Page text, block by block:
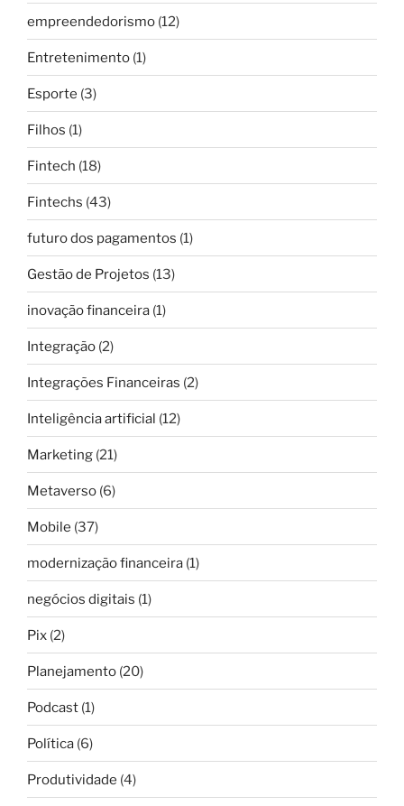
empreendedorismo (12)
Entretenimento (1)
Esporte (3)
Filhos (1)
Fintech (18)
Fintechs (43)
futuro dos pagamentos (1)
Gestão de Projetos (13)
inovação financeira (1)
Integração (2)
Integrações Financeiras (2)
Inteligência artificial (12)
Marketing (21)
Metaverso (6)
Mobile (37)
modernização financeira (1)
negócios digitais (1)
Pix (2)
Planejamento (20)
Podcast (1)
Política (6)
Produtividade (4)